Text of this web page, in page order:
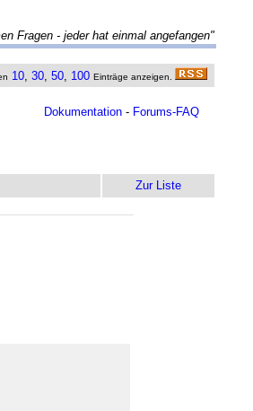
Fragen - jeder hat einmal angefangen"
10, 30, 50, 100 Einträge anzeigen.
Dokumentation - Forums-FAQ
Zur Liste